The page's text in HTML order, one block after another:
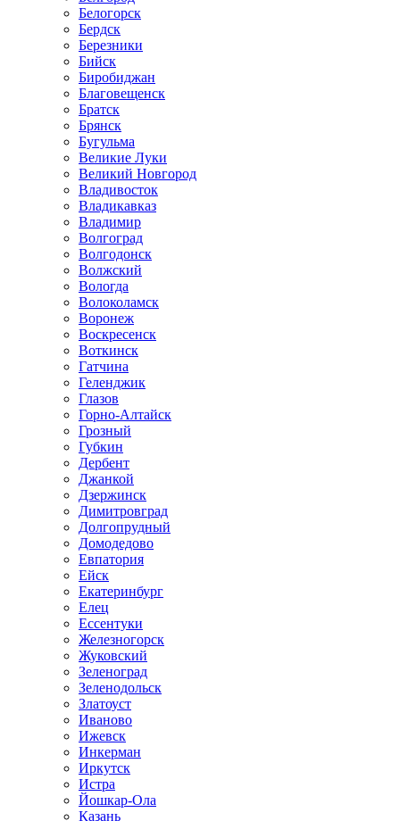
Белогорск
Бердск
Березники
Бийск
Биробиджан
Благовещенск
Братск
Брянск
Бугульма
Великие Луки
Великий Новгород
Владивосток
Владикавказ
Владимир
Волгоград
Волгодонск
Волжский
Вологда
Волоколамск
Воронеж
Воскресенск
Воткинск
Гатчина
Геленджик
Глазов
Горно-Алтайск
Грозный
Губкин
Дербент
Джанкой
Дзержинск
Димитровград
Долгопрудный
Домодедово
Евпатория
Ейск
Екатеринбург
Елец
Ессентуки
Железногорск
Жуковский
Зеленоград
Зеленодольск
Златоуст
Иваново
Ижевск
Инкерман
Иркутск
Истра
Йошкар-Ола
Казань